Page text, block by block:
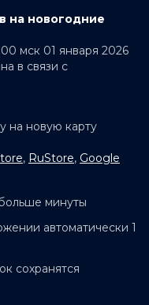
на новогодние
мск 01 января 2026
в связи с
на новую карту
, RuStore, Google
минуты
автоматически 1
сохранятся